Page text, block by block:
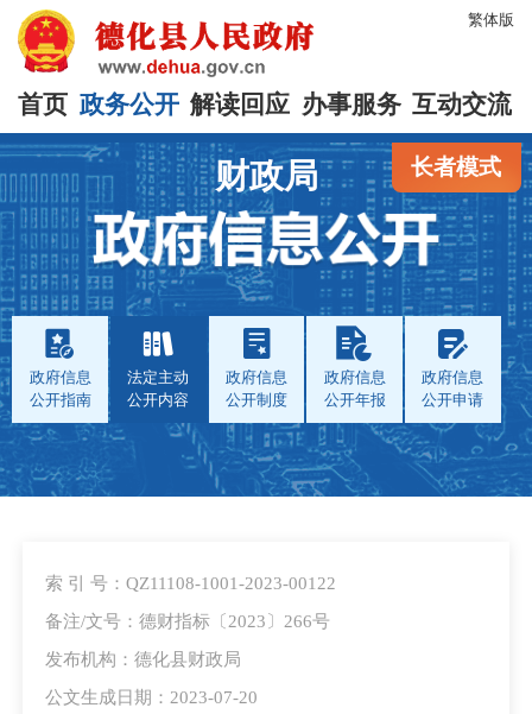
繁体版
首页 政务公开 解读回应 办事服务 互动交流
长者模式
财政局
政府信息
公开指南
法定主动
公开内容
政府信息
公开制度
政府信息
公开年报
政府信息
公开申请
索 引 号：QZ11108-1001-2023-00122
备注/文号：德财指标〔2023〕266号
发布机构：德化县财政局
公文生成日期：2023-07-20